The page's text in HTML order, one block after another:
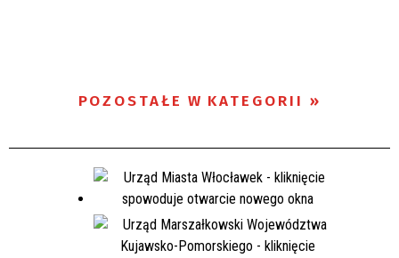
POZOSTAŁE W KATEGORII